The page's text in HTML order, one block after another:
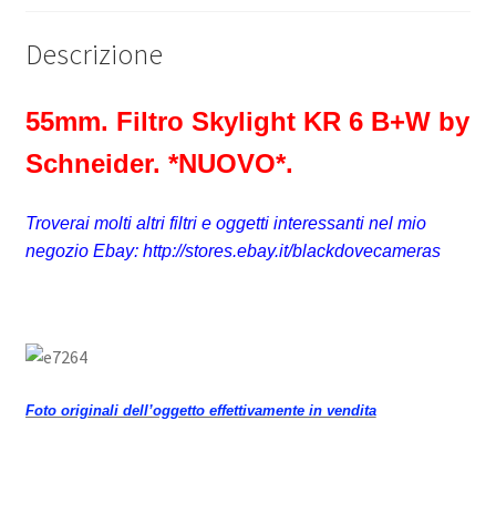
Descrizione
55mm. Filtro Skylight KR 6 B+W by
Schneider. *NUOVO*.
Troverai molti altri filtri e oggetti interessanti nel mio
negozio Ebay: http://stores.ebay.it/blackdovecameras
Foto originali dell’oggetto effettivamente in vendita